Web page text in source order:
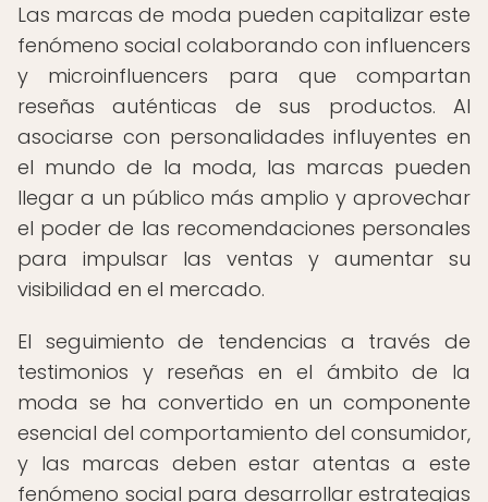
Las marcas de moda pueden capitalizar este
fenómeno social colaborando con influencers
y microinfluencers para que compartan
reseñas auténticas de sus productos. Al
asociarse con personalidades influyentes en
el mundo de la moda, las marcas pueden
llegar a un público más amplio y aprovechar
el poder de las recomendaciones personales
para impulsar las ventas y aumentar su
visibilidad en el mercado.
El seguimiento de tendencias a través de
testimonios y reseñas en el ámbito de la
moda se ha convertido en un componente
esencial del comportamiento del consumidor,
y las marcas deben estar atentas a este
fenómeno social para desarrollar estrategias